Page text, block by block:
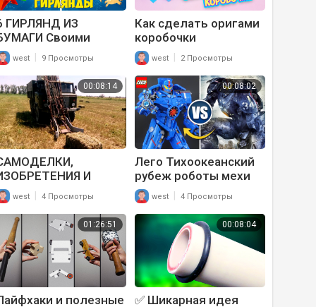
ГИРЛЯНД ИЗ
Своими
на Новый Год
Поделки
west 9 Просмотры
Как сделать оригами
коробочки
трансформеры
Поделки из бумаги
west 2 Просмотры
00:08:14
И
МАШИНЫ И
✦ 20 ✦
Tech
west 4 Просмотры
00:08:02
Лего Тихоокеанский
рубеж роботы мехи
самоделки из LEGO.
Егеря и кайдзю
монстры как из
фильма?
west 4 Просмотры
01:26:51
и полезные
00:08:04
✅ Шикарная идея